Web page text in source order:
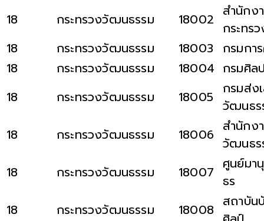
18
กระทรวงวัฒนธรรม 18002 สำนักง
กระทร
18
กระทรวงวัฒนธรรม 18003 กรมกา
18
กระทรวงวัฒนธรรม 18004 กรมศิล
18
กระทรวงวัฒนธรรม 18005 กรมส่ง
วัฒนธร
18
กระทรวงวัฒนธรรม 18006 สำนักง
วัฒนธร
18
กระทรวงวัฒนธรรม 18007 ศูนย์มา
ธร
18
กระทรวงวัฒนธรรม 18008 สถาบั